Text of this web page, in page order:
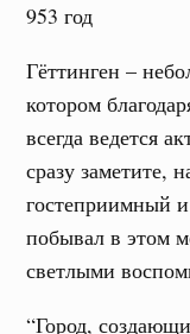
953 год
Гёттинген –
котором
всегда ведется
сразу заметите,
гостеприимный
побывал в этом
светлыми
“Город,